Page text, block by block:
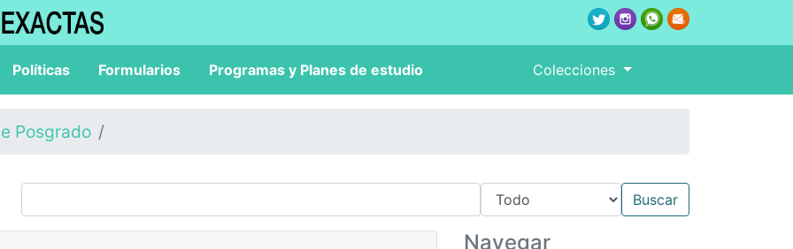
Políticas Formularios Programas y Planes de estudio Colecciones
Posgrado
Navegar